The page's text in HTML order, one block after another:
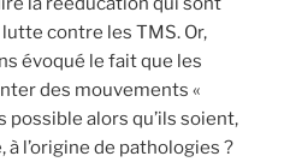
contre les TMS. Or,
évoqué le fait que les
des mouvements «
possible alors qu’ils soient,
l’origine de pathologies ?